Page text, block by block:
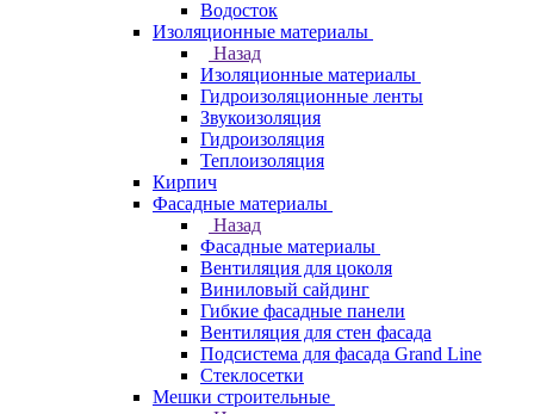
Водосток
Изоляционные материалы
Назад
Изоляционные материалы
Гидроизоляционные ленты
Звукоизоляция
Гидроизоляция
Теплоизоляция
Кирпич
Фасадные материалы
Назад
Фасадные материалы
Вентиляция для цоколя
Виниловый сайдинг
Гибкие фасадные панели
Вентиляция для стен фасада
Подсистема для фасада Grand Line
Стеклосетки
Мешки строительные